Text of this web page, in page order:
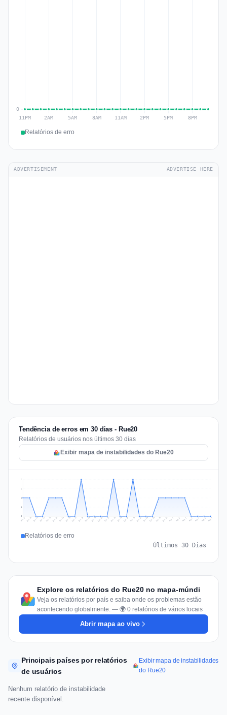
Relatórios de erro
ADVERTISEMENT ADVERTISE HERE
Tendência de erros em 30 dias - Rue20
Relatórios de usuários nos últimos 30 dias
Exibir mapa de instabilidades do Rue20
1
1
2
2
Jul 9 Jul 10 Jul 11 Jul 12 Jul 13 Jul 14 Jul 15 Jul 16 Jul 17 Jul 18 Jul 19 Jul 20 Jul 21 Jul 22 Jul 23 Jul 24 Jul 25 Jul 26 Jul 27 Jul 28 Jul 29 Jul 30 Jul 31 Aug 1 Aug 2 Aug 3 Aug 4 Aug 5 Aug 6 Aug 7
Relatórios de erro
Últimos 30 Dias
Explore os relatórios do Rue20 no mapa-múndi
Veja os relatórios por país e saiba onde os problemas estão
acontecendo globalmente. — 🌍 0 relatórios de vários locais
Abrir mapa ao vivo
Principais países por relatórios
de usuários
Exibir mapa de instabilidades
do Rue20
Nenhum relatório de instabilidade
recente disponível.